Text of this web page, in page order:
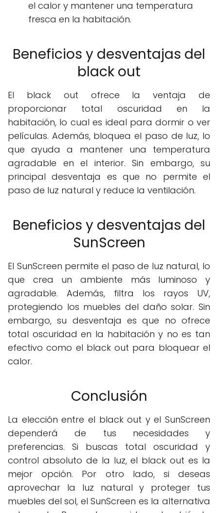
el calor y mantener una temperatura
fresca en la habitación.
Beneficios y desventajas del
black out
El black out ofrece la ventaja de
proporcionar total oscuridad en la
habitación, lo cual es ideal para dormir o ver
películas. Además, bloquea el paso de luz, lo
que ayuda a mantener una temperatura
agradable en el interior. Sin embargo, su
principal desventaja es que no permite el
paso de luz natural y reduce la ventilación.
Beneficios y desventajas del
SunScreen
El SunScreen permite el paso de luz natural, lo
que crea un ambiente más luminoso y
agradable. Además, filtra los rayos UV,
protegiendo los muebles del daño solar. Sin
embargo, su desventaja es que no ofrece
total oscuridad en la habitación y no es tan
efectivo como el black out para bloquear el
calor.
Conclusión
La elección entre el black out y el SunScreen
dependerá de tus necesidades y
preferencias. Si buscas total oscuridad y
control absoluto de la luz, el black out es la
mejor opción. Por otro lado, si deseas
aprovechar la luz natural y proteger tus
muebles del sol, el SunScreen es la alternativa